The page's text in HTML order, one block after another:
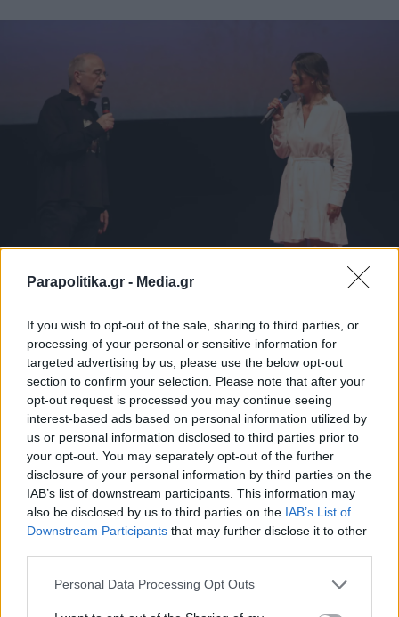
Parapolitika.gr - Media.gr
If you wish to opt-out of the sale, sharing to third parties, or
processing of your personal or sensitive information for
targeted advertising by us, please use the below opt-out
section to confirm your selection. Please note that after your
opt-out request is processed you may continue seeing
interest-based ads based on personal information utilized by
us or personal information disclosed to third parties prior to
your opt-out. You may separately opt-out of the further
disclosure of your personal information by third parties on the
IAB’s list of downstream participants. This information may
also be disclosed by us to third parties on the IAB’s List of
Downstream Participants that may further disclose it to other
Personal Data Processing Opt Outs
Η εκδήλωση ξεκίνησε με παρουσιαστή τον
γνωστό δημοσιογράφο,Θανάση Αυγερινό, ο
οποίος αρχικά... παρουσίασε την μπλούζα του,
που εικόνιζε τους Τολστόι, Ντοστογιέφσκι και
Τσέχοφ. «Είναι κάποιοι συγγραφείς που κάποιοι
είπαν ότι πρέπει να ακυρωθούν γιατί είναι
εκπρόσωποι ενός κακού λαού. Ο ένας έγραψε το
Έγκλημα και Τιμωρία και αυτοί που
εγκλημάτησαν πρέπει να γνωρίζουν ότι η
Εγγραφή στο newsletter